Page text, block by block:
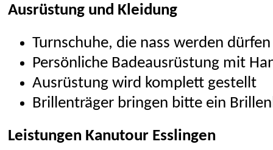
Ausrüstung und Kleidung
Turnschuhe, die nass werden dürfen
Persönliche Badeausrüstung mit
Ausrüstung wird komplett gestellt
Brillenträger bringen bitte ein
Leistungen Kanutour Esslingen